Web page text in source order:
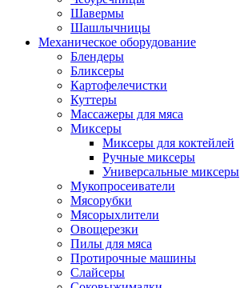
Шавермы
Шашлычницы
Механическое оборудование
Блендеры
Бликсеры
Картофелечистки
Куттеры
Массажеры для мяса
Миксеры
Миксеры для коктейлей
Ручные миксеры
Универсальные миксеры
Мукопросеиватели
Мясорубки
Мясорыхлители
Овощерезки
Пилы для мяса
Протирочные машины
Слайсеры